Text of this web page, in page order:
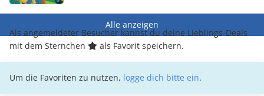
Alle anzeigen
Als angemeldeter Besucher kannst du deine Lieblings-Deals
mit dem Sternchen
als Favorit speichern.
Um die Favoriten zu nutzen, logge dich bitte ein.